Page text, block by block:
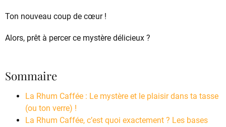
Ton nouveau coup de cœur !
Alors, prêt à percer ce mystère délicieux ?
Sommaire
La Rhum Caffée : Le mystère et le plaisir dans ta tasse
(ou ton verre) !
La Rhum Caffée, c’est quoi exactement ? Les bases